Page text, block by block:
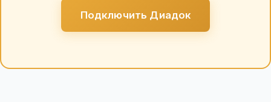
Подключить Диадок